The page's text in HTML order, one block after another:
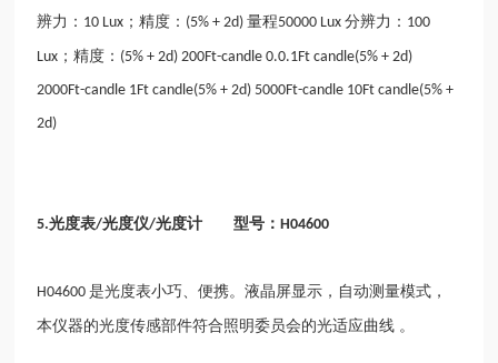
辨力： 10 Lux ；精度： (5% + 2d)量程50000 Lux分辨力： 100
Lux ；精度： (5% + 2d) 200Ft-candle 0.0.1Ft candle(5% + 2d)
2000Ft-candle 1Ft candle(5% + 2d) 5000Ft-candle 10Ft candle(5% +
2d)
5.光度表/光度仪/光度计 型号：H04600
H04600是光度表小巧、便携。液晶屏显示，自动测量模式，
本仪器的光度传感部件符合照明委员会的光适应曲线 。